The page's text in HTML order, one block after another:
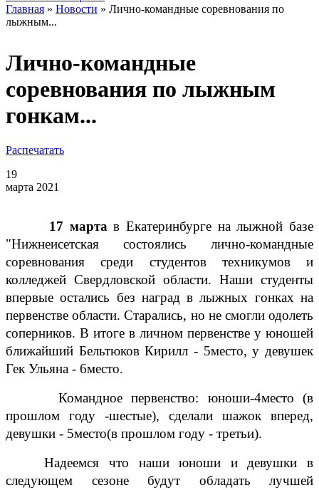
Вы здесь
Главная » Новости » Лично-командные соревнования по
лыжным...
Лично-командные
соревнования по лыжным
гонкам...
Распечатать
19
марта 2021
17 мартав Екатеринбурге на лыжной базе
"Нижнеисетская состоялись лично-командные
соревнования среди студентов техникумов и
колледжей Свердловской области. Наши студенты
впервые остались без наград в лыжных гонках на
первенстве области. Старались, но не смогли одолеть
соперников. В итоге в личном первенстве у юношей
ближайший Бельтюков Кирилл - 5место, у девушек
Гек Ульяна - 6место.
Командное первенство: юноши-4место (в
прошлом году -шестые), сделали шажок вперед,
девушки - 5место(в прошлом году - третьи).
Надеемся что наши юноши и девушки в
следующем сезоне будут обладать лучшей